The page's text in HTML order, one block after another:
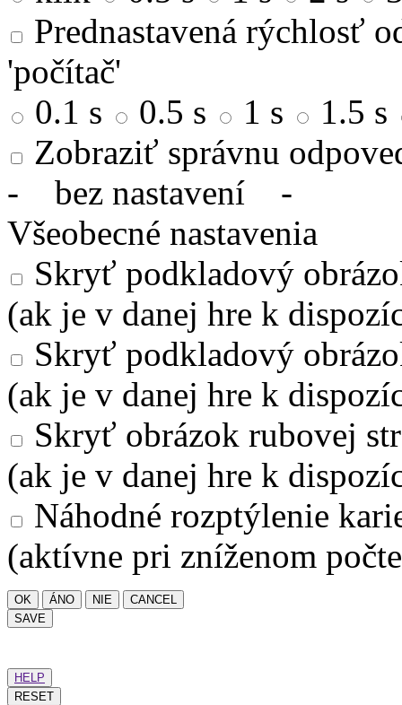
Prednastavená rýchlosť
'počítač'
0.1 s
0.5 s 1 s
1.5 s
Zobraziť správnu
- bez nastavení -
Všeobecné nastavenia
Skryť podkladový
(ak je v danej hre k
Skryť podkladový
(ak je v danej hre k
Skryť obrázok rubovej
(ak je v danej hre k
Náhodné rozptýlenie
(aktívne pri zníženom
OK ÁNO NIE
CANCEL
SAVE
HELP
RESET